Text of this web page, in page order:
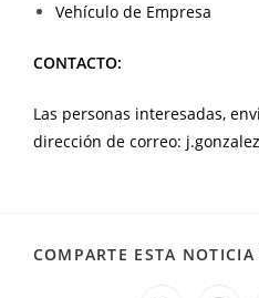
Vehículo de Empresa
CONTACTO:
Las personas interesadas,
dirección de correo:
COMPARTE ESTA